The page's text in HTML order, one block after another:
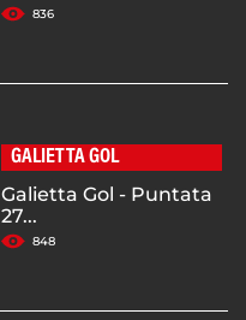
836
GALIETTA GOL
Galietta Gol - Puntata
27...
848